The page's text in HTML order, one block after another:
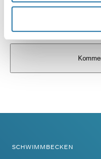
SCHWIMMBECKEN